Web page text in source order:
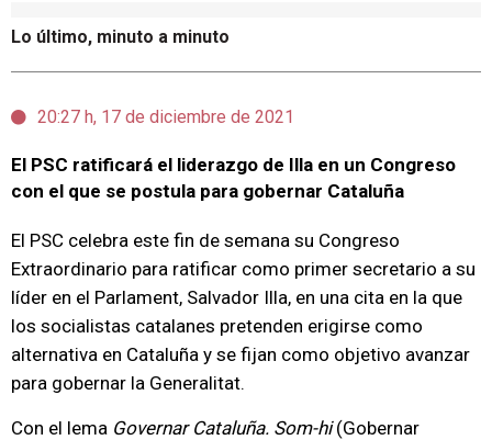
Lo último, minuto a minuto
20:27 h, 17 de diciembre de 2021
El PSC ratificará el liderazgo de Illa en un Congreso
con el que se postula para gobernar Cataluña
El PSC celebra este fin de semana su Congreso
Extraordinario para ratificar como primer secretario a su
líder en el Parlament, Salvador Illa, en una cita en la que
los socialistas catalanes pretenden erigirse como
alternativa en Cataluña y se fijan como objetivo avanzar
para gobernar la Generalitat.
Con el lema Governar Cataluña. Som-hi(Gobernar